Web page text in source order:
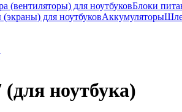
(вентиляторы) для ноутбуковБлоки
для ноутбуковАккумуляторы
ноутбука)